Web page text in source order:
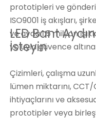
prototipleri ve
ISO9001 iş akışları,
ve ayda 1,5 milyon
yoluyla güvence altına
LED Bant
İsteyin
Çizimleri, çalışma
lümen miktarını,
ihtiyaçlarını ve
prototipler veya